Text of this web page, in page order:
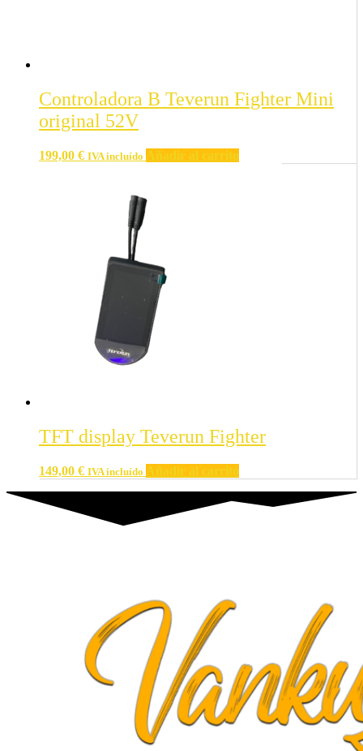
Controladora B Teverun Fighter Mini
original 52V
199,00 € IVA incluído
TFT display Teverun Fighter
149,00 € IVA incluído